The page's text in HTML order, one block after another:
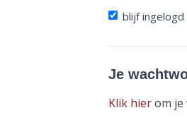
blijf ingelogd
Je
Klik hierom je